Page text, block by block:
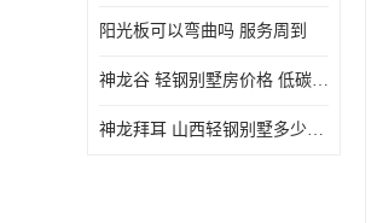
阳光板可以弯曲吗 服务周到
神龙谷 轻钢别墅房价格 低碳环保
神龙拜耳 山西轻钢别墅多少钱 施工快捷